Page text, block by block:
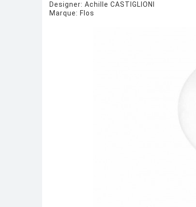
Designer: Achille CASTIGLIONI
Marque: Flos